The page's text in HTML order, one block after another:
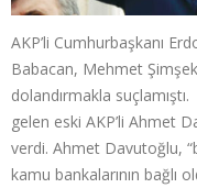
AKP’li Cumhurbaşkanı
Babacan, Mehmet
dolandırmakla
gelen eski AKP’li Ahmet
verdi. Ahmet Davutoğlu,
kamu bankalarının bağlı